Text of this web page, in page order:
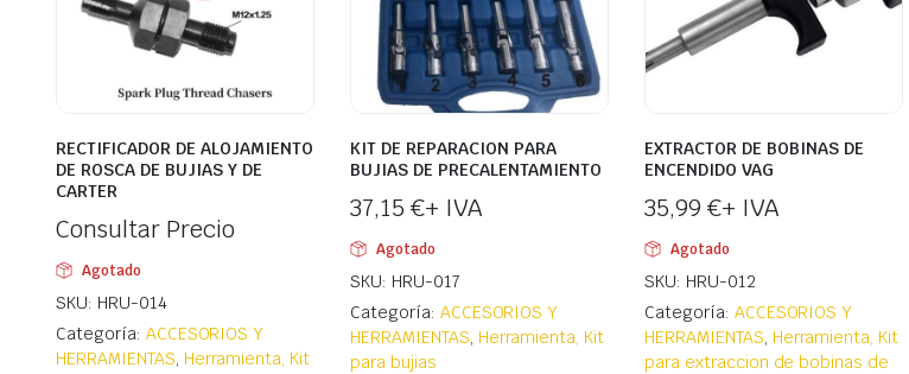
RECTIFICADOR DE ALOJAMIENTO
DE ROSCA DE BUJIAS Y DE
CARTER
Consultar Precio
Agotado
SKU: HRU-014
Categoría: ACCESORIOS Y
HERRAMIENTAS, Herramienta, Kit
KIT DE REPARACION PARA
BUJIAS DE PRECALENTAMIENTO
37,15 €+ IVA
Agotado
SKU: HRU-017
Categoría: ACCESORIOS Y
HERRAMIENTAS, Herramienta, Kit
para bujias
EXTRACTOR DE BOBINAS DE
ENCENDIDO VAG
35,99 €+ IVA
Agotado
SKU: HRU-012
Categoría: ACCESORIOS Y
HERRAMIENTAS, Herramienta, Kit
para extraccion de bobinas de